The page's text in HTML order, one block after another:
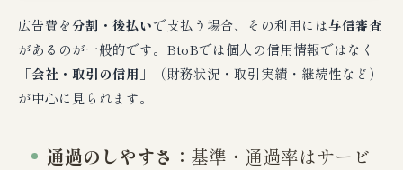
広告費を分割・後払いで支払う場合、その利用には与信審査
があるのが一般的です。BtoBでは個人の信用情報ではなく
「会社・取引の信用」
（財務状況・取引実績・継続性など）
が中心に見られます。
通過のしやすさ： 基準・通過率はサービ